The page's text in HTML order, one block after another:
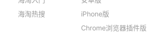
海淘热搜
iPhone版
Chrome浏览器插件版